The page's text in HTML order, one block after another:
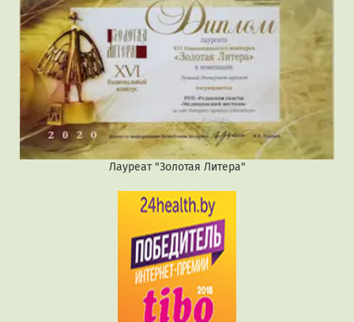
Лауреат "Золотая Литера"